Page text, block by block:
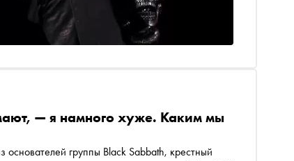
— я намного хуже. Каким мы
группы Black Sabbath, крестный